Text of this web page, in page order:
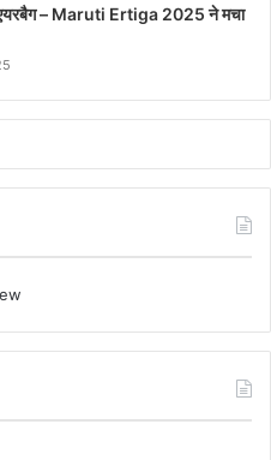
– Maruti Ertiga 2025 ने मचा